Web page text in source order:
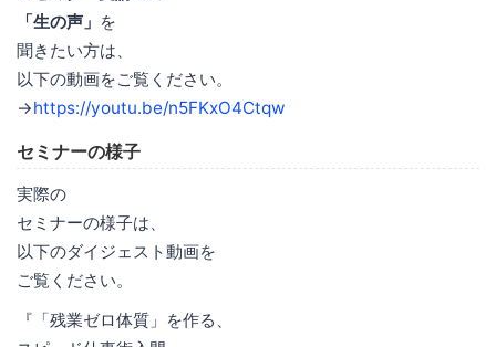
「生の声」 を
聞きたい方は、
以下の動画をご覧ください。
→https://youtu.be/n5FKxO4Ctqw
セミナーの様子
実際の
セミナーの様子は、
以下のダイジェスト動画を
ご覧ください。
『「残業ゼロ体質」を作る、